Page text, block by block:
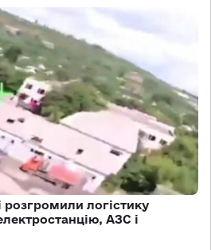
логістику
АЗС і